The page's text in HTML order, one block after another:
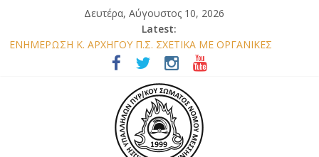
Δευτέρα, Αύγουστος 10, 2026
Latest:
ΕΝΗΜΕΡΩΣΗ Κ. ΑΡΧΗΓΟΥ Π.Σ. ΣΧΕΤΙΚΑ ΜΕ ΟΡΓΑΝΙΚΕΣ
ΘΕΣΕΙΣ ΝΟΜΟΥ ΜΕΣΣΗΝΙΑΣ 2026
ΕΝΗΜΕΡΩΣΗ ΜΕΛΩΝ – ΕΠΙΣΚΕΨΗ ΕΝΩΣΗΣ ΣΕ ΥΠΗΡΕΣΙΕΣ ΚΑΙ
ΚΛΙΜΑΚΙΑ ΤΟΥ ΝΟΜΟΥ ΜΑΣ
ΕΝΗΜΕΡΩΣΗ ΜΕΛΩΝ ΓΙΑ ΕΠΙΣΚΕΨΕΙΣ ΣΩΜΑΤΕΙΟΥ
ΕΝΗΜΕΡΩΣΗ ΜΕΛΩΝ – ΕΠΙΣΚΕΨΗ ΣΤΗΝ Π.Υ. Α/Δ ΚΑΛΑΜΑΤΑΣ
ΕΠΙΣΤΟΛΗ ΓΙΑ ΣΧΕΔΙΟ ΔΑΣΩΝ 2026